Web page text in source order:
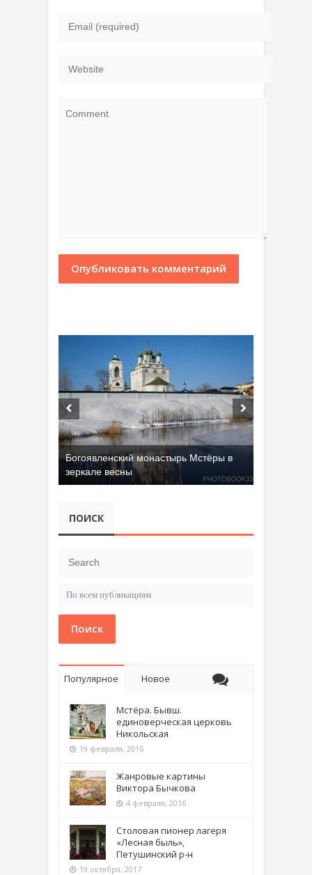
Богоявленский монастырь Мстёры в
зеркале весны
ПОИСК
Поиск
Популярное Новое
Мстёра. Бывш.
единоверческая церковь
Никольская
19 февраля, 2016
Жанровые картины
Виктора Бычкова
4 февраля, 2016
Столовая пионер лагеря
«Лесная быль»,
Петушинский р-н
19 октября, 2017